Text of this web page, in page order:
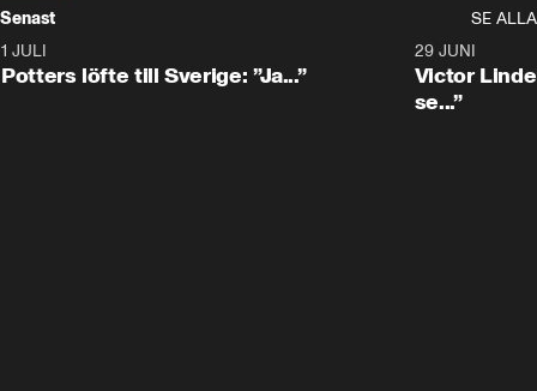
Senast
SE ALLA
1 JULI
Potters löfte till Sverige: ”Ja...”
29 JUNI
Victor
se...”